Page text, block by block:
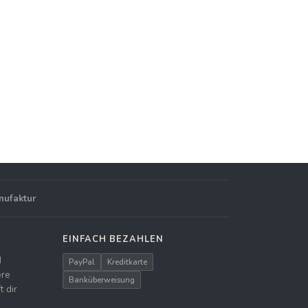
dir
EINFACH BEZAHLEN
PayPal
Kreditkarte
Banküberweisung